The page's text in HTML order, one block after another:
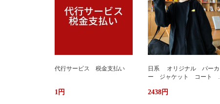
代行サービス 税金支払い
1円
日系 オリジナル パーカ
ー ジャケット コート
ス ユニセックス 男女兼
2438円